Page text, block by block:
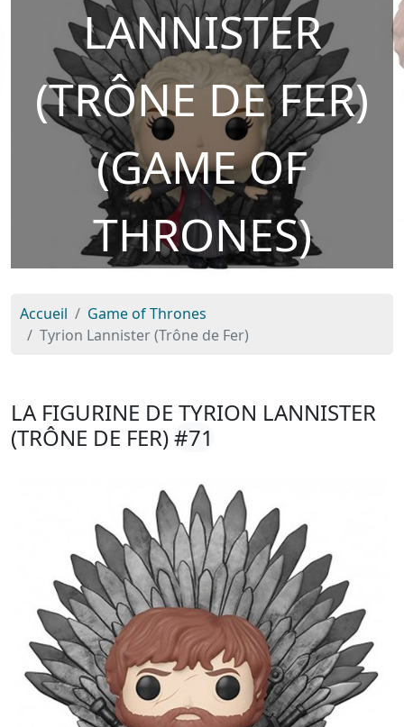
LANNISTER
(TRÔNE DE FER)
(GAME OF
THRONES)
Accueil
Game of Thrones
Tyrion Lannister (Trône de Fer)
LA FIGURINE DE TYRION LANNISTER
(TRÔNE DE FER)#71